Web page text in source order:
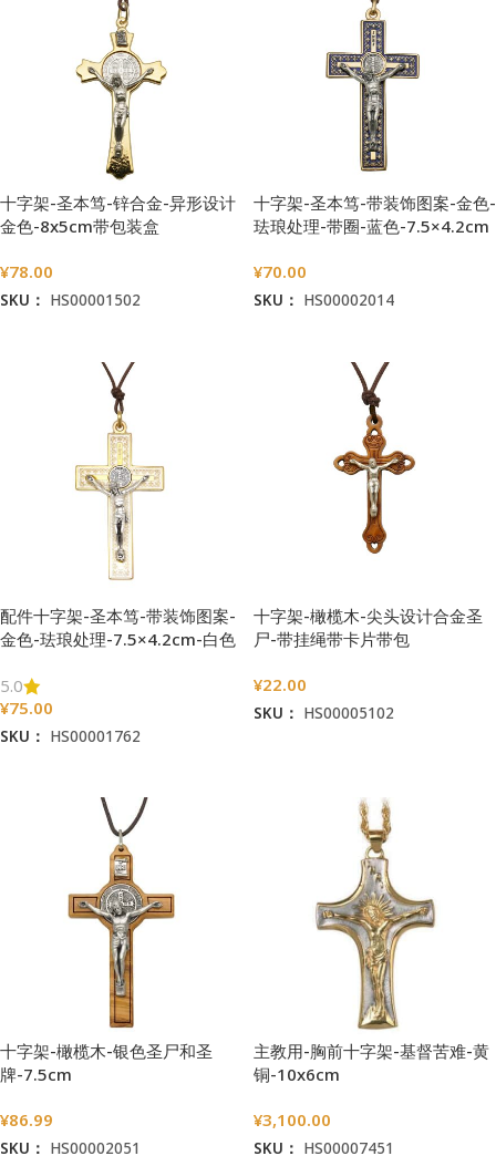
十字架-圣本笃-锌合金-异形设计
金色-8x5cm带包装盒
¥78.00
SKU： HS00001502
十字架-圣本笃-带装饰图案-金色-
珐琅处理-带圈-蓝色-7.5×4.2cm
¥70.00
SKU： HS00002014
配件十字架-圣本笃-带装饰图案-
金色-珐琅处理-7.5×4.2cm-白色
5.0
¥75.00
SKU： HS00001762
十字架-橄榄木-尖头设计合金圣
尸-带挂绳带卡片带包
¥22.00
SKU： HS00005102
十字架-橄榄木-银色圣尸和圣
牌-7.5cm
¥86.99
SKU： HS00002051
主教用-胸前十字架-基督苦难-黄
铜-10x6cm
¥3,100.00
SKU： HS00007451